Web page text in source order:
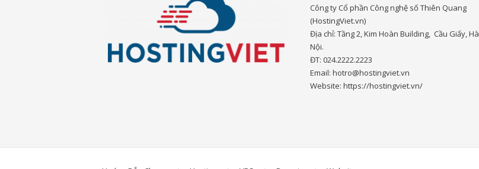
Công ty Cổ phần Công nghệ số Thiên Quang
(HostingViet.vn)
Địa chỉ: Tầng 2, Kim Hoàn Building, Cầu Giấy, Hà
Nội.
ĐT: 024.2222.2223
Email: hotro@hostingviet.vn
Website: https://hostingviet.vn/